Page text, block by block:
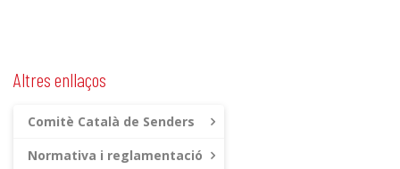
Altres enllaços
Comitè Català de Senders
Normativa i reglamentació